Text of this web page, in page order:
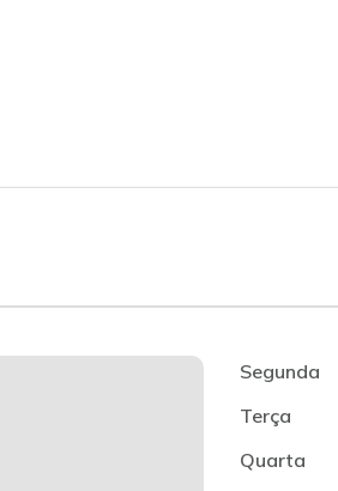
Segunda
Terça
Quarta